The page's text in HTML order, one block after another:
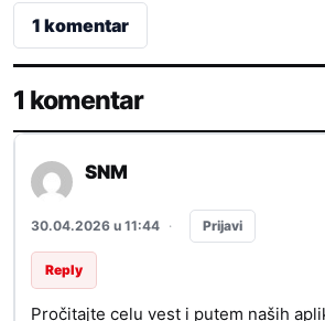
1 komentar
1 komentar
SNM
30.04.2026 u 11:44 · Prijavi
Reply
Pročitajte celu vest i putem naših